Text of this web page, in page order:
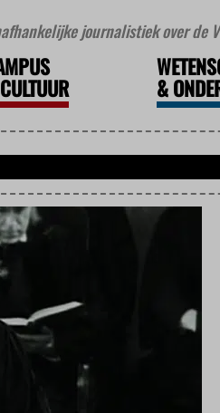
journalistiek over de
&